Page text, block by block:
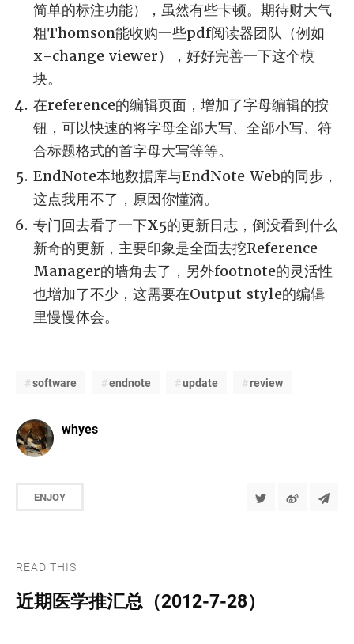
简单的标注功能），虽然有些卡顿。期待财大气
粗Thomson能收购一些pdf阅读器团队（例如
x-change viewer），好好完善一下这个模
块。
在reference的编辑页面，增加了字母编辑的按
钮，可以快速的将字母全部大写、全部小写、符
合标题格式的首字母大写等等。
EndNote本地数据库与EndNote Web的同步，
这点我用不了，原因你懂滴。
专门回去看了一下X5的更新日志，倒没看到什么
新奇的更新，主要印象是全面去挖Reference
Manager的墙角去了，另外footnote的灵活性
也增加了不少，这需要在Output style的编辑
里慢慢体会。
software endnote update review
whyes
ENJOY
READ THIS
近期医学推汇总（2012-7-28）